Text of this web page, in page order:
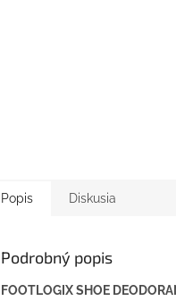
Popis Diskusia
Podrobný popis
FOOTLOGIX SHOE